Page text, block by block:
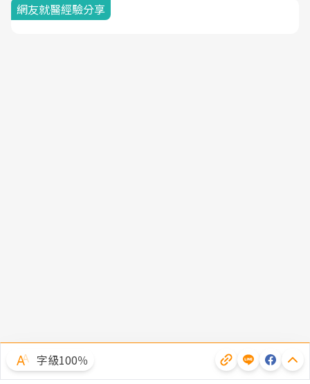
網友就醫經驗分享
字級100％